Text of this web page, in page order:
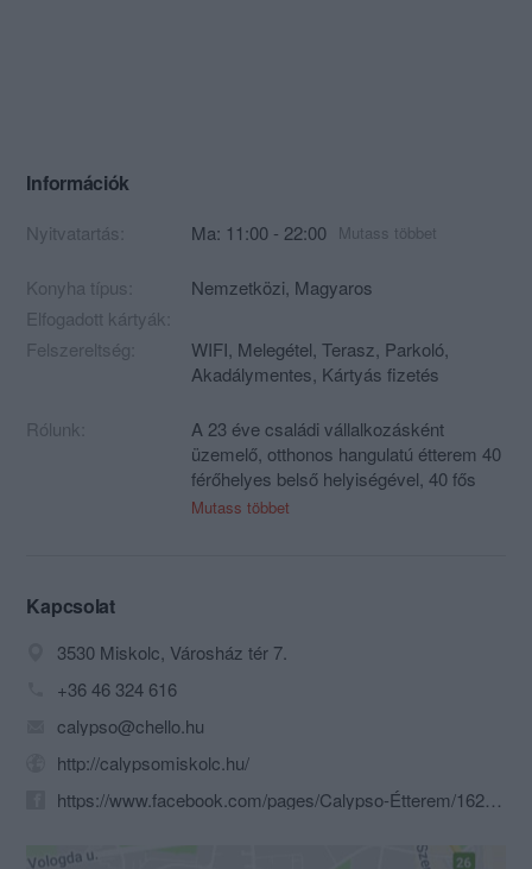
Információk
Nyitvatartás: Ma: 11:00 - 22:00 Mutass többet
Konyha típus: Nemzetközi, Magyaros
Elfogadott kártyák:
Felszereltség:
WIFI, Melegétel, Terasz, Parkoló,
Akadálymentes, Kártyás fizetés
Rólunk:
A 23 éve családi vállalkozásként
üzemelő, otthonos hangulatú étterem 40
férőhelyes belső helyiségével, 40 fős
szezonális teraszával, 50 személyes
Mutass többet
Kapcsolat
3530 Miskolc, Városház tér 7.
+36 46 324 616
calypso@chello.hu
http://calypsomiskolc.hu/
https://www.facebook.com/pages/Calypso-Étterem/162398027149865?fref=ts